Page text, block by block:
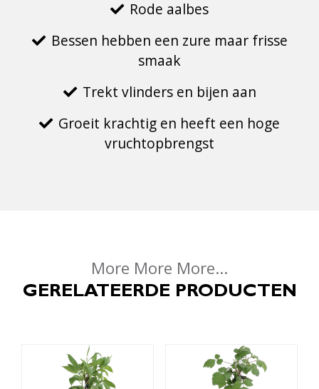
Rode aalbes
Bessen hebben een zure maar frisse
smaak
Trekt vlinders en bijen aan
Groeit krachtig en heeft een hoge
vruchtopbrengst
More More More...
GERELATEERDE PRODUCTEN